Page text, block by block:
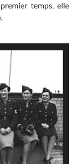
temps, elle